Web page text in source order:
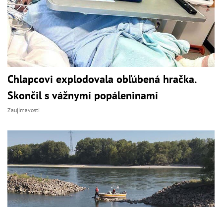
Chlapcovi explodovala obľúbená hračka.
Skončil s vážnymi popáleninami
Zaujímavosti